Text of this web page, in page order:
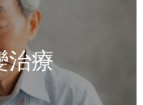
治療